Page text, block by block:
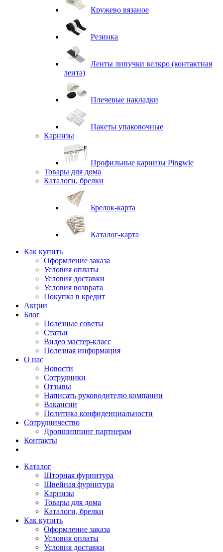
Кружево вязаное
Резинка
Ленты липучки велкро (контактная
лента)
Плечевые накладки
Пакеты упаковочные
Карнизы
Профильные карнизы Pingwie
Товары для дома
Каталоги, брелки
Брелок-карта
Каталог-карта
Как купить
Оформление заказа
Условия оплаты
Условия доставки
Условия возврата
Покупка в кредит
Акции
Блог
Полезные советы
Статьи
Видео мастер-класс
Полезная информация
О нас
Новости
Сотрудники
Отзывы
Написать руководителю компании
Вакансии
Политика конфиденциальности
Сотрудничество
Дропшиппинг партнерам
Контакты
Каталог
Шторная фурнитура
Швейная фурнитура
Карнизы
Товары для дома
Каталоги, брелки
Как купить
Оформление заказа
Условия оплаты
Условия доставки